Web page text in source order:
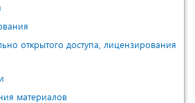
открытого доступа, лицензирования
материалов